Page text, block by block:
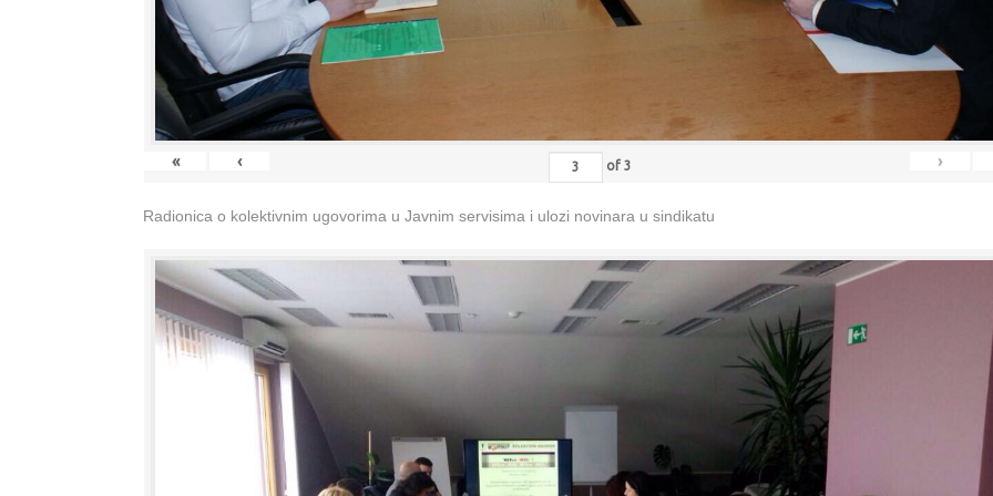
« ‹ of 3 ›
Radionica o kolektivnim ugovorima u Javnim servisima i ulozi novinara u sindikatu